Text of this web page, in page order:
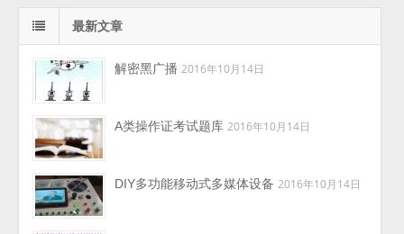
最新文章
解密黑广播 2016年10月14日
A类操作证考试题库 2016年10月14日
DIY多功能移动式多媒体设备 2016年10月14日